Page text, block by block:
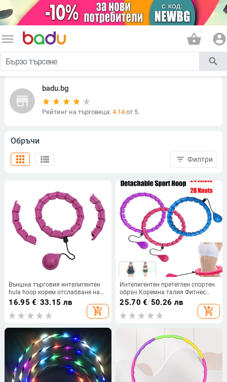
menu shopping_basket account_circle
search
store
badu.bg
Рейтинг на търговеца: 4.14от 5.
Обръчи
view_list
apps filter_list Филтри
Външна търговия интелигентен
hula hoop корем отслабване на
талията артефакт за отслабване
жени тънък корем тънка талия
мазнини фитнес специален
16.95 €/33.15 лв
add_shopping_cart
Интелигентен претеглен спортен
обръч Коремна талия Фитнес
обръчи Разглобяеми 24 възела
28 възела Обръч за отслабване
Adj Оборудване за упражнения
25.70 €/50.26 лв
add_shopping_cart